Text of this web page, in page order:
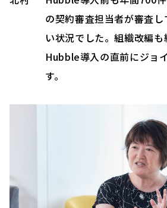
の契約審査担当者が審査
い状況でした。組織改編
Hubble導入の直前にジョ
す。